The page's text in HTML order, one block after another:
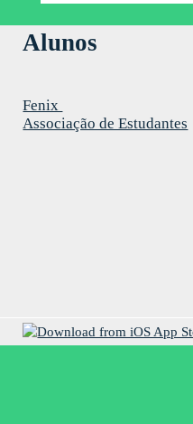
Alunos
Fenix
Associação de Estudantes